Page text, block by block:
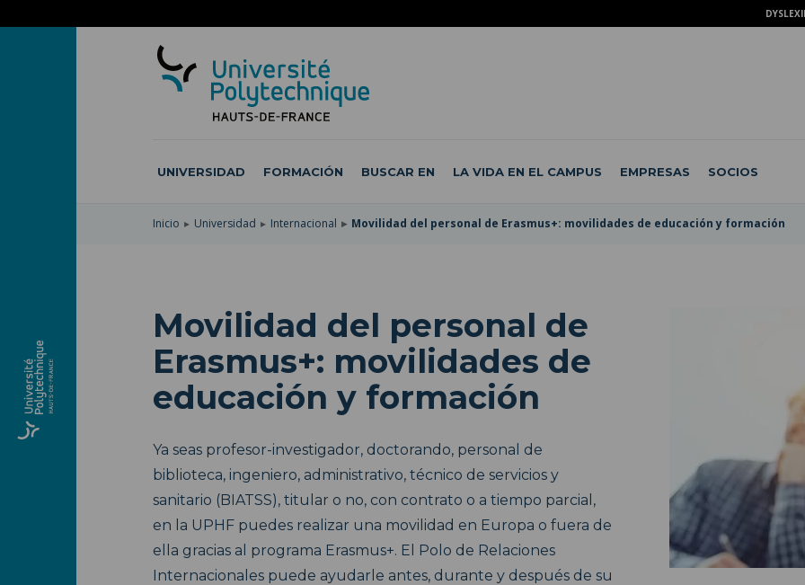
UNIVERSIDAD FORMACIÓN BUSCAR EN LA VIDA EN EL CAMPUS EMPRESAS SOCIOS
Inicio Universidad Internacional Movilidad del personal de Erasmus+: movilidades de educación y formación
Movilidad del personal de
Erasmus+: movilidades de
educación y formación
Ya seas profesor-investigador, doctorando, personal de
biblioteca, ingeniero, administrativo, técnico de servicios y
sanitario (BIATSS), titular o no, con contrato o a tiempo parcial,
en la UPHF puedes realizar una movilidad en Europa o fuera de
ella gracias al programa Erasmus+. El Polo de Relaciones
Internacionales puede ayudarle antes, durante y después de su